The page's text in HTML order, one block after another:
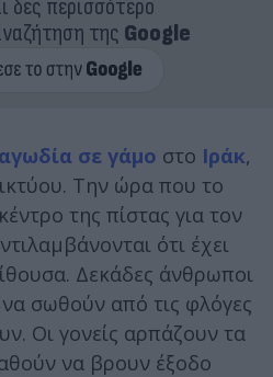
δες περισσότερο
της Google
σε γάμο στο Ιράκ,
Την ώρα που το
της πίστας για τον
ότι έχει
Δεκάδες άνθρωποι
σωθούν από τις φλόγες
Οι γονείς αρπάζουν τα
να βρουν έξοδο